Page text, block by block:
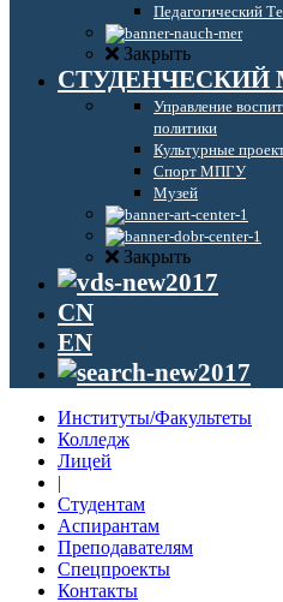
Педагогический
Закрыть
СТУДЕНЧЕСКИЙ
Управление
политики
Культурные
Спорт МПГУ
Музей
Закрыть
CN
EN
Институты/Факультеты
Колледж
Лицей
|
Студентам
Аспирантам
Преподавателям
Спецпроекты
Контакты